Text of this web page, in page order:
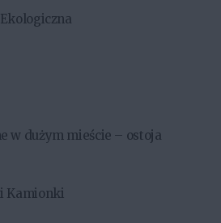
w dużym mieście – ostoja
Kamionki